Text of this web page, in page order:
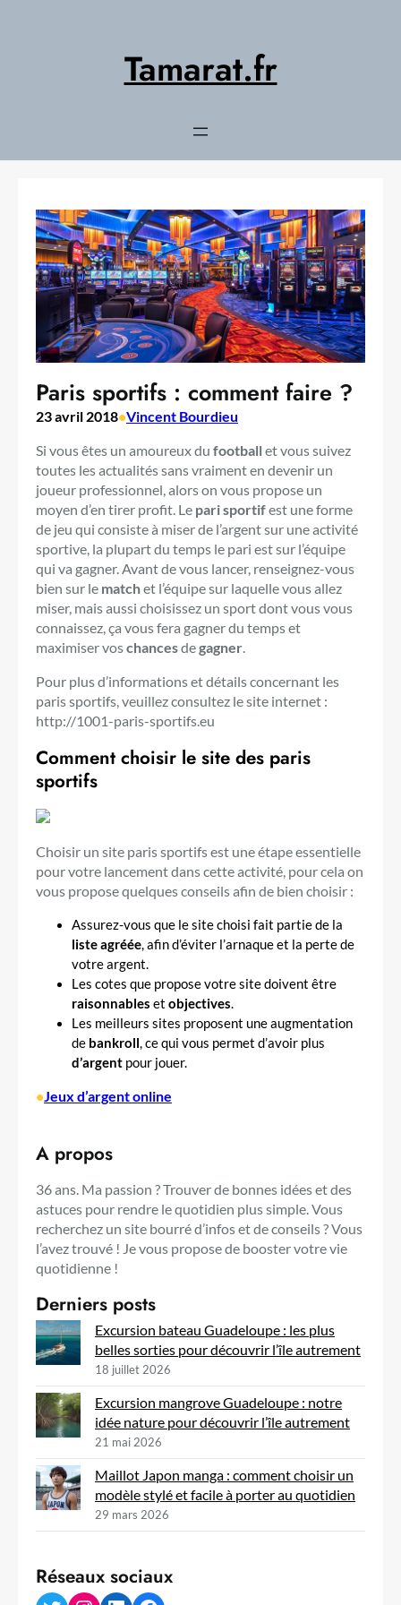
Tamarat.fr
Paris sportifs : comment faire ?
23 avril 2018•Vincent Bourdieu
Si vous êtes un amoureux du footballet vous suivez
toutes les actualités sans vraiment en devenir un
joueur professionnel, alors on vous propose un
moyen d’en tirer profit. Le pari sportifest une forme
de jeu qui consiste à miser de l’argent sur une activité
sportive, la plupart du temps le pari est sur l’équipe
qui va gagner. Avant de vous lancer, renseignez-vous
bien sur le matchet l’équipe sur laquelle vous allez
miser, mais aussi choisissez un sport dont vous vous
connaissez, ça vous fera gagner du temps et
maximiser voschancesdegagner.
Pour plus d’informations et détails concernant les
paris sportifs, veuillez consultez le site internet :
http://1001-paris-sportifs.eu
Comment choisir le site des paris
sportifs
Choisir un site paris sportifs est une étape essentielle
pour votre lancement dans cette activité, pour cela on
vous propose quelques conseils afin de bien choisir :
Assurez-vous que le site choisi fait partie de la
liste agréée, afin d’éviter l’arnaque et la perte de
votre argent.
Les cotes que propose votre site doivent être
raisonnables et objectives.
Les meilleurs sites proposent une augmentation
de bankroll, ce qui vous permet d’avoir plus
d’argent pour jouer.
•Jeux d’argent online
A propos
36 ans. Ma passion ? Trouver de bonnes idées et des
astuces pour rendre le quotidien plus simple. Vous
recherchez un site bourré d’infos et de conseils ? Vous
l’avez trouvé ! Je vous propose de booster votre vie
quotidienne !
Derniers posts
Excursion bateau Guadeloupe : les plus
belles sorties pour découvrir l’île autrement
18 juillet 2026
Excursion mangrove Guadeloupe : notre
idée nature pour découvrir l’île autrement
21 mai 2026
Maillot Japon manga : comment choisir un
modèle stylé et facile à porter au quotidien
29 mars 2026
Réseaux sociaux